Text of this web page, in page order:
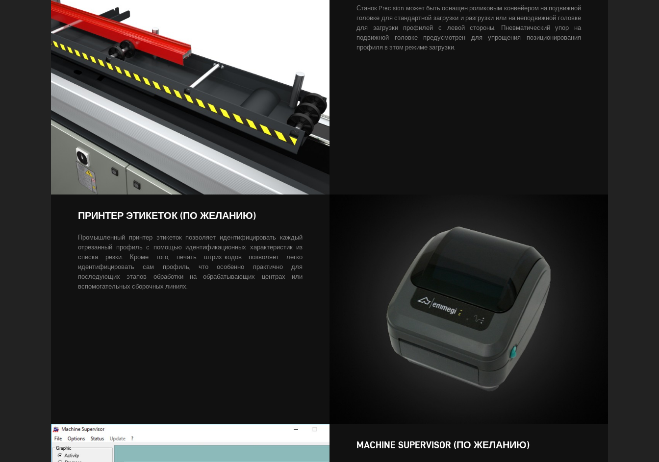
Станок Precision может быть оснащен роликовым конвейером на подвижной
головке для стандартной загрузки и разгрузки или на неподвижной головке
для загрузки профилей с левой стороны. Пневматический упор на
подвижной головке предусмотрен для упрощения позиционирования
профиля в этом режиме загрузки.
ПРИНТЕР ЭТИКЕТОК (ПО ЖЕЛАНИЮ)
Промышленный принтер этикеток позволяет идентифицировать каждый
отрезанный профиль с помощью идентификационных характеристик из
списка резки. Кроме того, печать штрих-кодов позволяет легко
идентифицировать сам профиль, что особенно практично для
последующих этапов обработки на обрабатывающих центрах или
вспомогательных сборочных линиях.
MACHINE SUPERVISOR (ПО ЖЕЛАНИЮ)